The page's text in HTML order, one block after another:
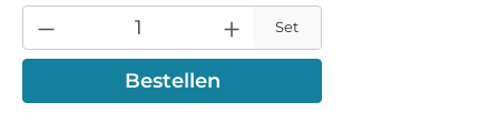
Set
Bestellen